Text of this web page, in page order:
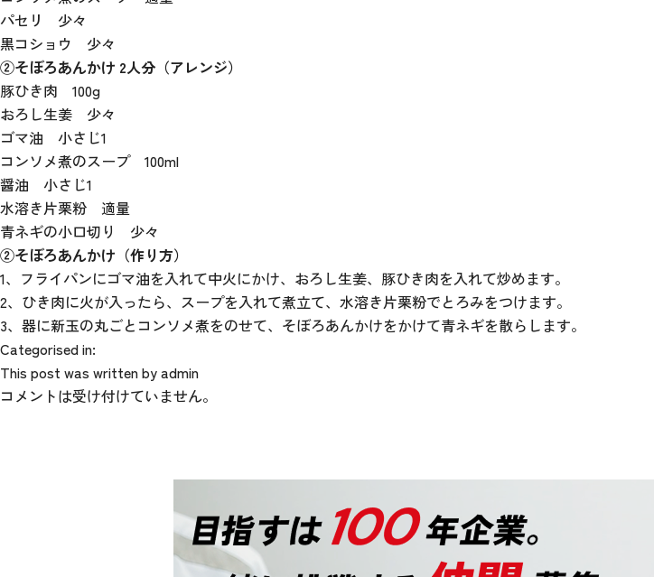
パセリ 少々
黒コショウ 少々
②そぼろあんかけ 2人分（アレンジ）
豚ひき肉 100g
おろし生姜 少々
ゴマ油 小さじ1
コンソメ煮のスープ 100ml
醤油 小さじ1
水溶き片栗粉 適量
青ネギの小口切り 少々
②そぼろあんかけ（作り方）
1、フライパンにゴマ油を入れて中火にかけ、おろし生姜、豚ひき肉を入れて炒めます。
2、ひき肉に火が入ったら、スープを入れて煮立て、水溶き片栗粉でとろみをつけます。
3、器に新玉の丸ごとコンソメ煮をのせて、そぼろあんかけをかけて青ネギを散らします。
Categorised in:
This post was written by admin
コメントは受け付けていません。